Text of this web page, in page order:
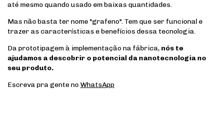
até mesmo quando usado em baixas quantidades.
Mas não basta ter nome "grafeno". Tem que ser funcional e
trazer as características e benefícios dessa tecnologia.
Da prototipagem à implementação na fábrica, nós te
ajudamos a descobrir o potencial da nanotecnologia no
seu produto.
Escreva pra gente noWhatsApp